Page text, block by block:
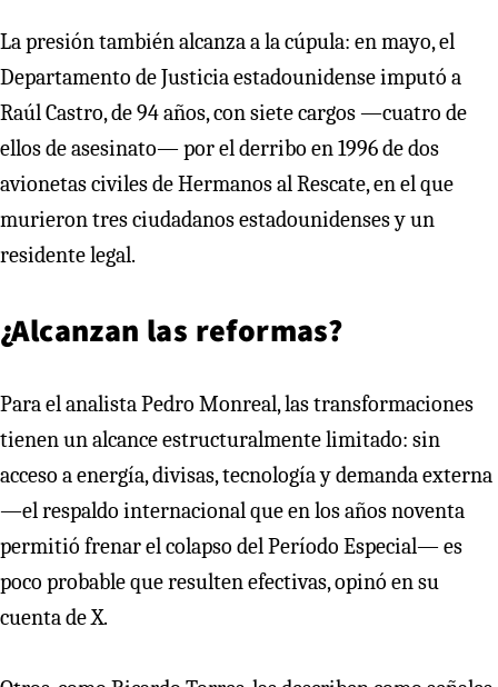
La presión también alcanza a la cúpula: en mayo, el
Departamento de Justicia estadounidense imputó a
Raúl Castro, de 94 años, con siete cargos —cuatro de
ellos de asesinato— por el derribo en 1996 de dos
avionetas civiles de Hermanos al Rescate, en el que
murieron tres ciudadanos estadounidenses y un
residente legal.
¿Alcanzan las reformas?
Para el analista Pedro Monreal, las transformaciones
tienen un alcance estructuralmente limitado: sin
acceso a energía, divisas, tecnología y demanda externa
—el respaldo internacional que en los años noventa
permitió frenar el colapso del Período Especial— es
poco probable que resulten efectivas, opinó en su
cuenta de X.